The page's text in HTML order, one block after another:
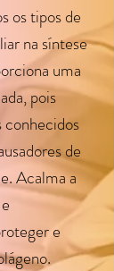
os tipos de
na síntese
uma
pois
conhecidos
de
Acalma a
e